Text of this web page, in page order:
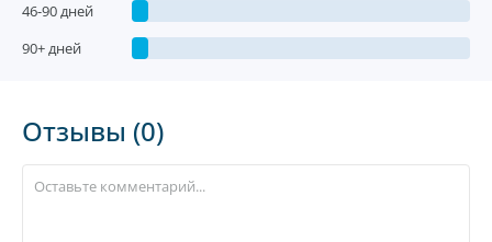
46-90 дней
90+ дней
Отзывы (0)